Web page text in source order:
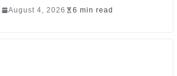
August 4, 2026 6 min read